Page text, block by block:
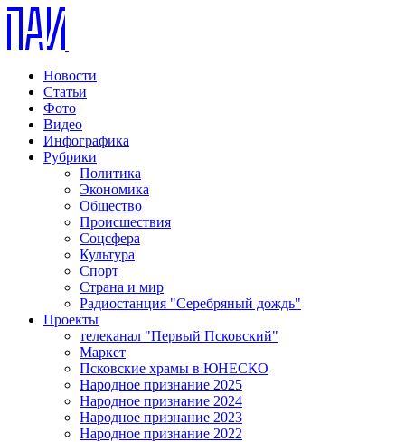
Новости
Статьи
Фото
Видео
Инфографика
Рубрики
Политика
Экономика
Общество
Происшествия
Соцсфера
Культура
Спорт
Страна и мир
Радиостанция "Серебряный дождь"
Проекты
телеканал "Первый Псковский"
Маркет
Псковские храмы в ЮНЕСКО
Народное признание 2025
Народное признание 2024
Народное признание 2023
Народное признание 2022